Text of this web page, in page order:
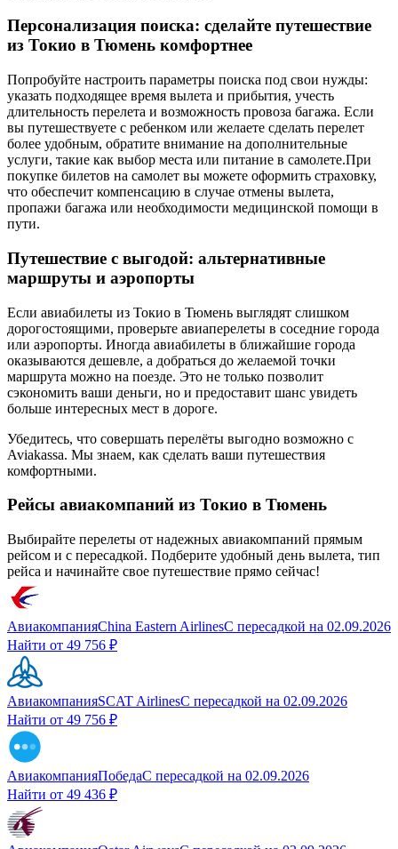
Персонализация поиска: сделайте путешествие
из Токио в Тюмень комфортнее
Попробуйте настроить параметры поиска под свои нужды:
указать подходящее время вылета и прибытия, учесть
длительность перелета и возможность провоза багажа. Если
вы путешествуете с ребенком или желаете сделать перелет
более удобным, обратите внимание на дополнительные
услуги, такие как выбор места или питание в самолете.При
покупке билетов на самолет вы можете оформить страховку,
что обеспечит компенсацию в случае отмены вылета,
пропажи багажа или необходимости медицинской помощи в
пути.
Путешествие с выгодой: альтернативные
маршруты и аэропорты
Если авиабилеты из Токио в Тюмень выглядят слишком
дорогостоящими, проверьте авиаперелеты в соседние города
или аэропорты. Иногда авиабилеты в ближайшие города
оказываются дешевле, а добраться до желаемой точки
маршрута можно на поезде. Это не только позволит
сэкономить ваши деньги, но и предоставит шанс увидеть
больше интересных мест в дороге.
Убедитесь, что совершать перелёты выгодно возможно с
Aviakassa. Мы знаем, как сделать ваши путешествия
комфортными.
Рейсы авиакомпаний из Токио в Тюмень
Выбирайте перелеты от надежных авиакомпаний прямым
рейсом и с пересадкой. Подберите удобный день вылета, тип
рейса и начинайте свое путешествие прямо сейчас!
АвиакомпанияChina Eastern AirlinesС пересадкой на 02.09.2026
Найти от 49 756 ₽
АвиакомпанияSCAT AirlinesС пересадкой на 02.09.2026
Найти от 49 756 ₽
АвиакомпанияПобедаС пересадкой на 02.09.2026
Найти от 49 436 ₽